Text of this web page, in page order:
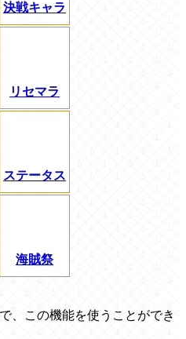
決戦キャラ
リセマラ
ステータス
海賊祭
、この機能を使うことができ